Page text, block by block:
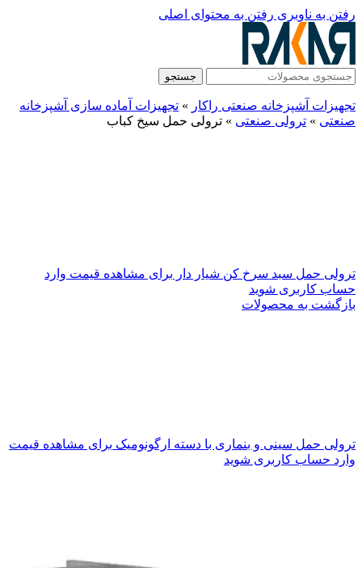
رفتن به ناوبری رفتن به محتوای اصلی
جستجو
تجهیزات آشپزخانه صنعتی راکار » تجهیزات آماده سازی آشپزخانه
صنعتی » ترولی صنعتی » ترولی حمل سیخ کباب
ترولی حمل سبد سرخ کن شیار دار برای مشاهده قیمت وارد
حساب کاربری شوید
بازگشت به محصولات
ترولی حمل سینی و بنماری با دسته ارگونومیک برای مشاهده قیمت
وارد حساب کاربری شوید